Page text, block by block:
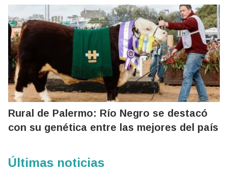
Rural de Palermo: Río Negro se destacó
con su genética entre las mejores del país
Últimas noticias